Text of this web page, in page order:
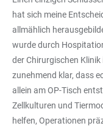
hat sich meine
allmählich
wurde durch
der Chirurgischen
zunehmend klar, dass
allein am OP-Tisch
Zellkulturen und
helfen, Operationen